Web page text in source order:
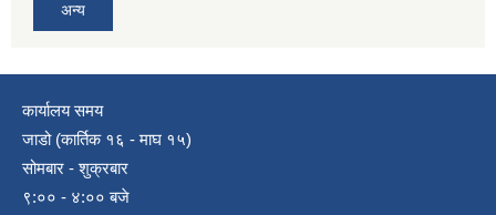
अन्य
कार्यालय समय
जाडो (कार्तिक १६ - माघ १५)
सोमबार - शुक्रबार
९:०० - ४:०० बजे